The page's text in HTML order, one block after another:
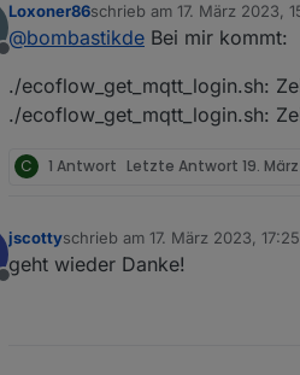
https://github.com/
Offline
Loxoner86schrieb am 17. März 2023,
zuletzt editiert von
@bombastikde Bei mir kommt:
./ecoflow_get_mqtt_login.sh:
./ecoflow_get_mqtt_login.sh:
C 1 Antwort Letzte Antwort 19.
Offline
jscottyschrieb am 17. März 2023, 17:25
zuletzt editiert von
geht wieder Danke!